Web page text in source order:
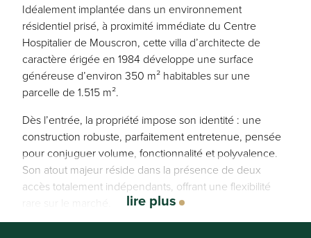
Idéalement implantée dans un environnement
résidentiel prisé, à proximité immédiate du Centre
Hospitalier de Mouscron, cette villa d’architecte de
caractère érigée en 1984 développe une surface
généreuse d’environ 350 m² habitables sur une
parcelle de 1.515 m².
Dès l’entrée, la propriété impose son identité : une
construction robuste, parfaitement entretenue, pensée
pour conjuguer volume, fonctionnalité et polyvalence.
Son atout majeur réside dans la présence de deux
accès totalement indépendants, offrant une flexibilité
lire plus